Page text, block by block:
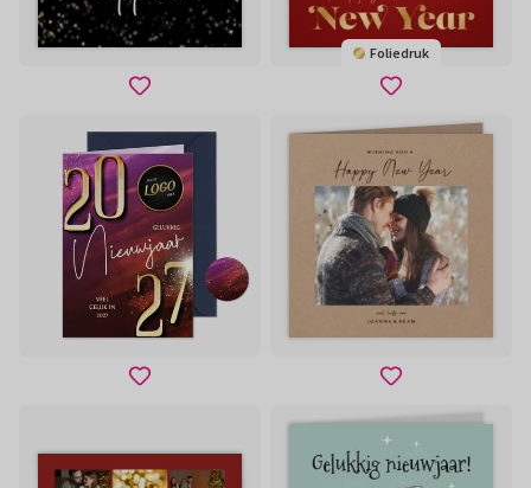
Foliedruk